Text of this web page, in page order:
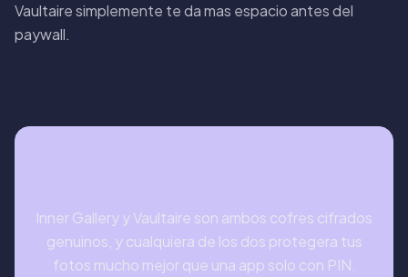
Vaultaire simplemente te da mas espacio antes del
paywall.
Inner Gallery y Vaultaire son ambos cofres cifrados
genuinos, y cualquiera de los dos protegera tus
fotos mucho mejor que una app solo con PIN.